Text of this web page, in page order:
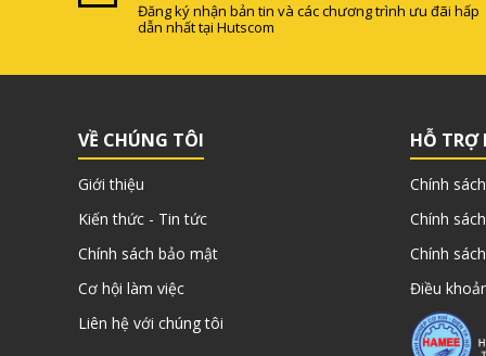
Đăng ký nhận bản tin và các chương trình ưu đãi hấp
dẫn nhất tại Hutscom
VỀ CHÚNG TÔI
Giới thiệu
Kiến thức - Tin tức
Chính sách bảo mật
Cơ hội làm việc
Liên hệ với chúng tôi
HỖ TRỢ
Chính
Chính
Chính
Điều